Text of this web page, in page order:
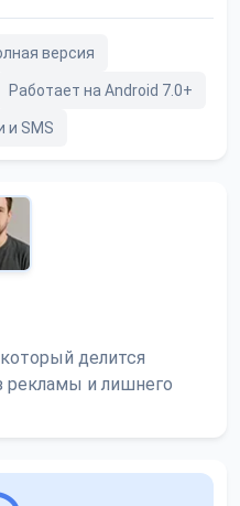
версия
Работает на Android 7.0+
и SMS
делится
и лишнего